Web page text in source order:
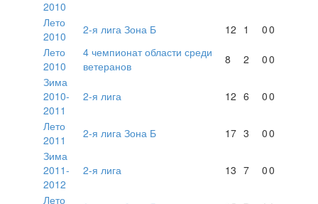
2010
Лето
2010
2-я лига Зона Б 12 1 00
Лето
2010
4 чемпионат области среди
ветеранов
8 2 00
Зима
2010-
2011
2-я лига 12 6 00
Лето
2011
2-я лига Зона Б 17 3 00
Зима
2011-
2012
2-я лига 13 7 00
Лето